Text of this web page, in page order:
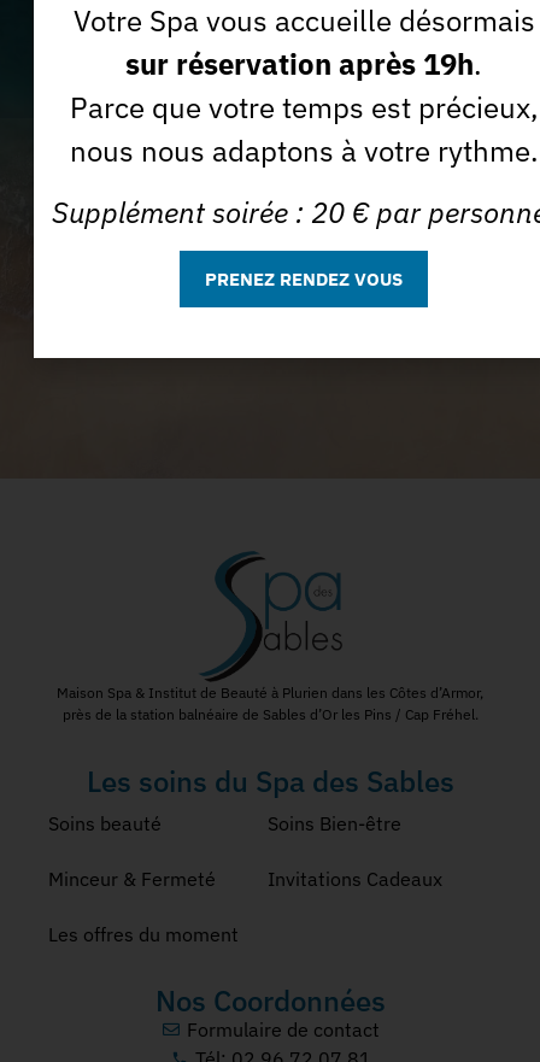
J'accepte que la Spa des Sables utilise mon e-mail à des
fins commerciales.
Je m'abonne *
Maison Spa & Institut de Beauté à Plurien dans les Côtes d’Armor,
près de la station balnéaire de Sables d’Or les Pins / Cap Fréhel.
Les soins du Spa des Sables
Soins beauté Soins Bien-être
Minceur & Fermeté Invitations Cadeaux
Les offres du moment
Nos Coordonnées
Formulaire de contact
Votre Spa vous accueille désormais
sur réservation après 19h.
Parce que votre temps est précieux,
nous nous adaptons à votre rythme.
Supplément soirée : 20 € par
PRENEZ RENDEZ VOUS